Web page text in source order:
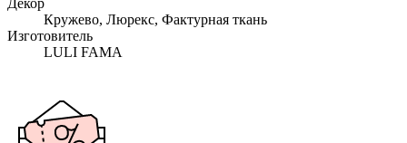
Декор
Кружево, Люрекс, Фактурная ткань
Изготовитель
LULI FAMA